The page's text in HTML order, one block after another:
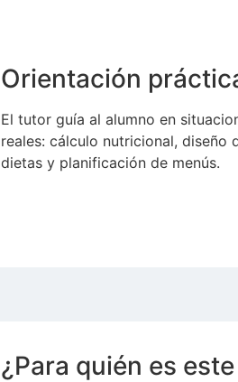
Orientación
El tutor guía al alumno en
reales: cálculo nutricional, diseño
dietas y planificación de menús.
¿Para quién es